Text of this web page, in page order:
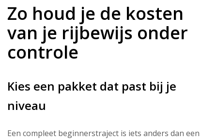
Zo houd je de kosten
van je rijbewijs onder
controle
Kies een pakket dat past bij je
niveau
Een compleet beginnerstraject is iets anders dan een